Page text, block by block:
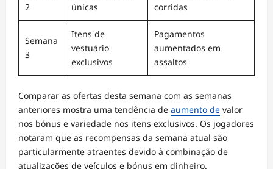
2
únicas
corridas
Semana
3
Itens de
vestuário
exclusivos
Pagamentos
aumentados em
assaltos
Comparar as ofertas desta semana com as semanas
anteriores mostra uma tendência de aumento de valor
nos bónus e variedade nos itens exclusivos. Os jogadores
notaram que as recompensas da semana atual são
particularmente atraentes devido à combinação de
atualizações de veículos e bónus em dinheiro.